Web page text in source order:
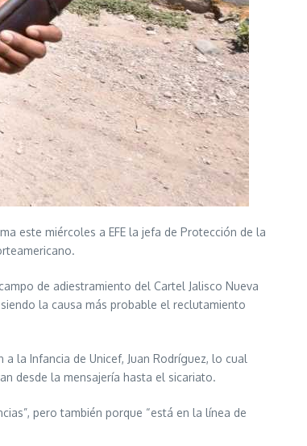
este miércoles a EFE la jefa de Protección de la
de adiestramiento del Cartel Jalisco Nueva
la causa más probable el reclutamiento
la Infancia de Unicef, Juan Rodríguez, lo cual
desde la mensajería hasta el sicariato.
pero también porque “está en la línea de